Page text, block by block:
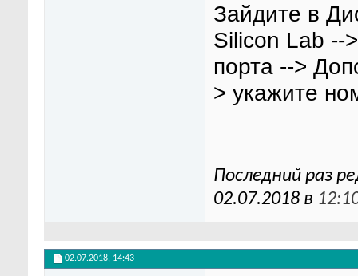
Зайдите в
Silicon Lab --
порта -->
> укажите
Последний раз
02.07.2018 в
02.07.2018, 14:43